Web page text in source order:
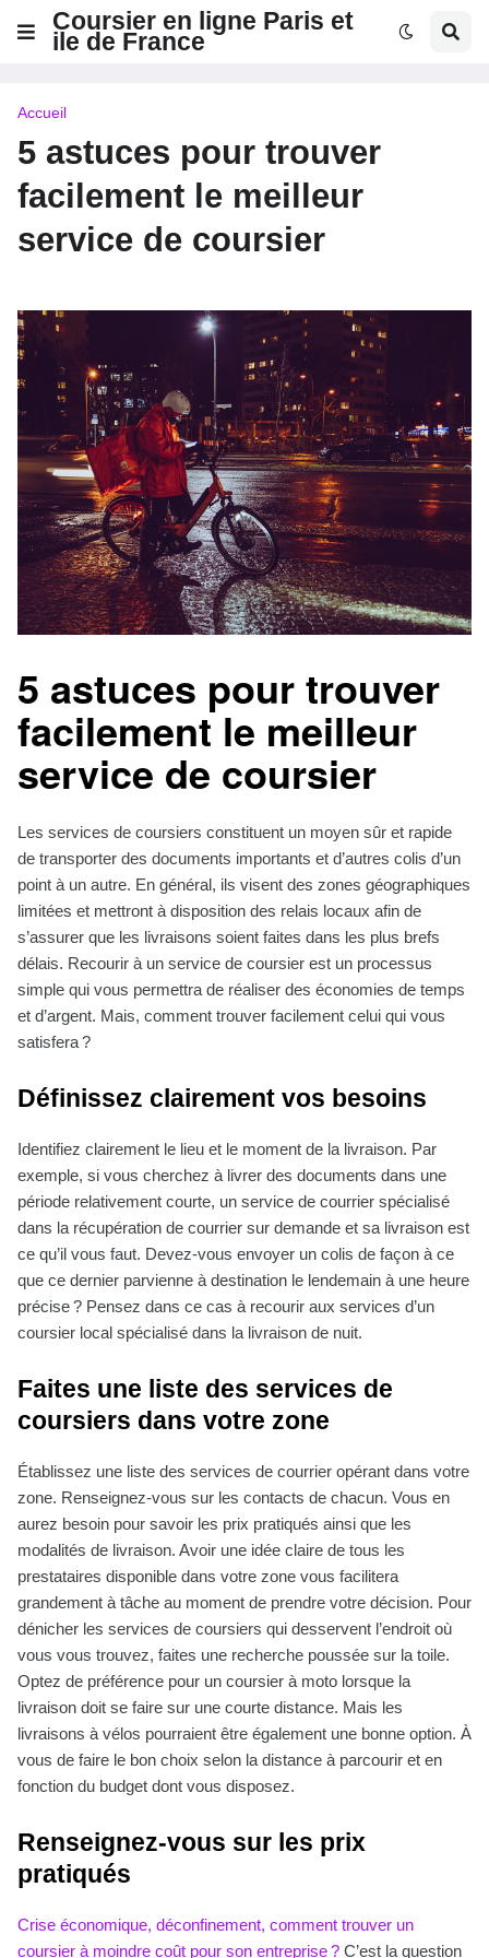
Coursier en ligne Paris et
ile de France
Accueil
5 astuces pour trouver
facilement le meilleur
service de coursier
5 astuces pour trouver
facilement le meilleur
service de coursier
Les services de coursiers constituent un moyen sûr et rapide
de transporter des documents importants et d’autres colis d’un
point à un autre. En général, ils visent des zones géographiques
limitées et mettront à disposition des relais locaux afin de
s’assurer que les livraisons soient faites dans les plus brefs
délais. Recourir à un service de coursier est un processus
simple qui vous permettra de réaliser des économies de temps
et d’argent. Mais, comment trouver facilement celui qui vous
satisfera ?
Définissez clairement vos besoins
Identifiez clairement le lieu et le moment de la livraison. Par
exemple, si vous cherchez à livrer des documents dans une
période relativement courte, un service de courrier spécialisé
dans la récupération de courrier sur demande et sa livraison est
ce qu’il vous faut. Devez-vous envoyer un colis de façon à ce
que ce dernier parvienne à destination le lendemain à une heure
précise ? Pensez dans ce cas à recourir aux services d’un
coursier local spécialisé dans la livraison de nuit.
Faites une liste des services de
coursiers dans votre zone
Établissez une liste des services de courrier opérant dans votre
zone. Renseignez-vous sur les contacts de chacun. Vous en
aurez besoin pour savoir les prix pratiqués ainsi que les
modalités de livraison. Avoir une idée claire de tous les
prestataires disponible dans votre zone vous facilitera
grandement à tâche au moment de prendre votre décision. Pour
dénicher les services de coursiers qui desservent l’endroit où
vous vous trouvez, faites une recherche poussée sur la toile.
Optez de préférence pour un coursier à moto lorsque la
livraison doit se faire sur une courte distance. Mais les
livraisons à vélos pourraient être également une bonne option. À
vous de faire le bon choix selon la distance à parcourir et en
fonction du budget dont vous disposez.
Renseignez-vous sur les prix
pratiqués
Crise économique, déconfinement, comment trouver un
coursier à moindre coût pour son entreprise ? C’est la question